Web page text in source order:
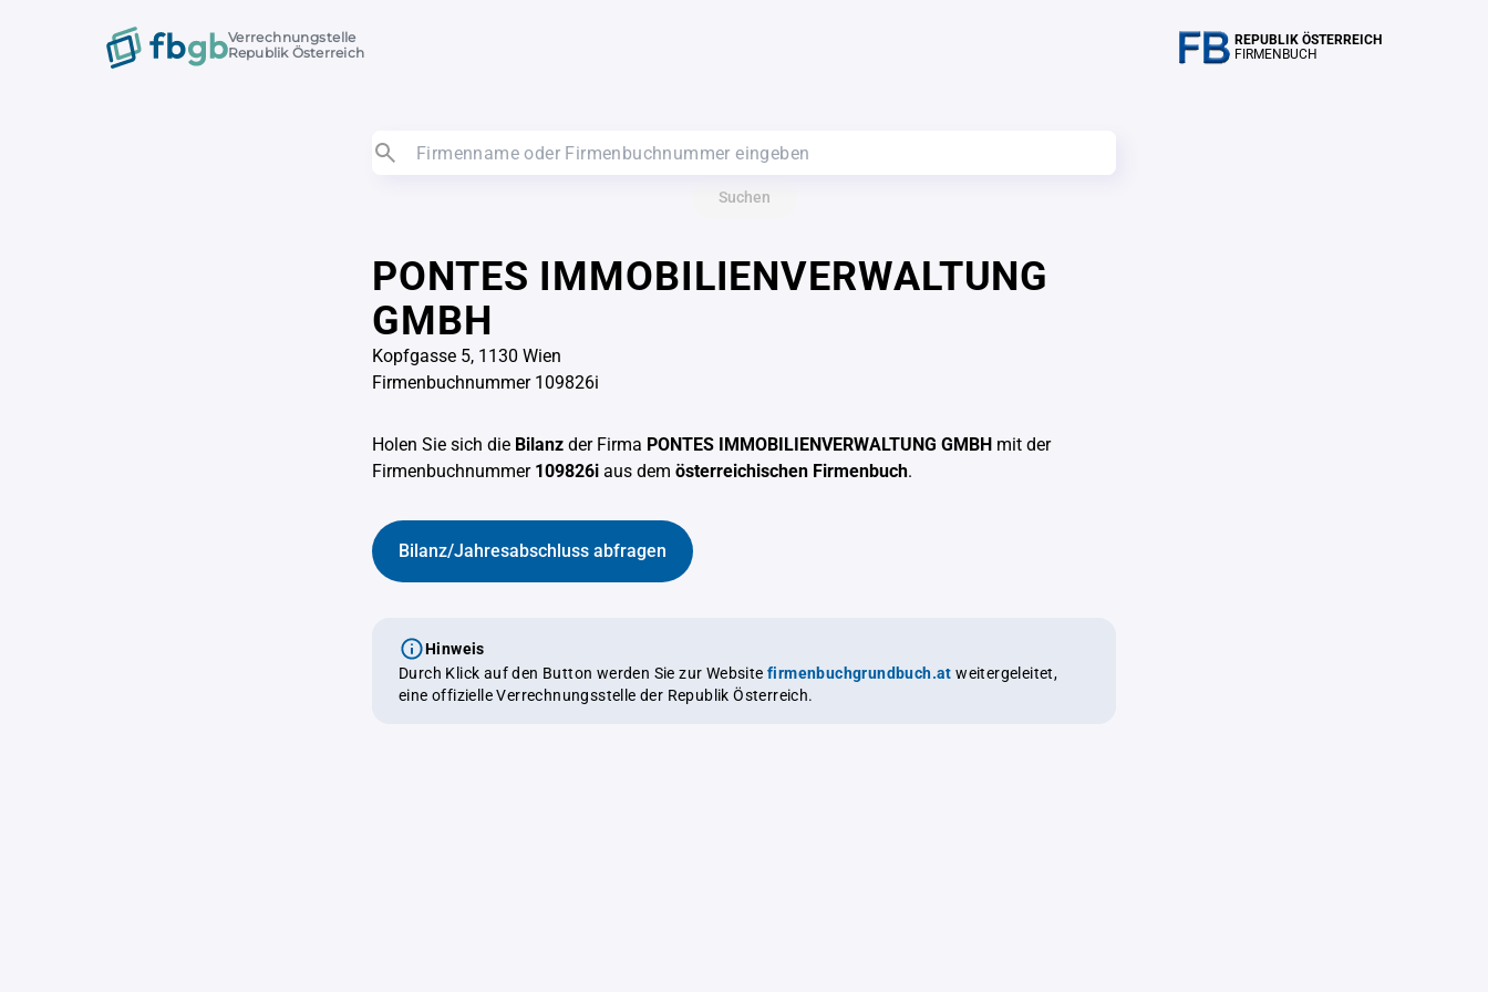
Verrechnungstelle
Republik Österreich
REPUBLIK ÖSTERREICH
FIRMENBUCH
Suchen
PONTES IMMOBILIENVERWALTUNG
GMBH
Kopfgasse 5, 1130 Wien
Firmenbuchnummer 109826i
Holen Sie sich die Bilanz der Firma PONTES IMMOBILIENVERWALTUNG GMBH mit der
Firmenbuchnummer 109826i aus dem österreichischen Firmenbuch.
Bilanz/Jahresabschluss abfragen
Hinweis
Durch Klick auf den Button werden Sie zur Website firmenbuchgrundbuch.at weitergeleitet,
eine offizielle Verrechnungsstelle der Republik Österreich.